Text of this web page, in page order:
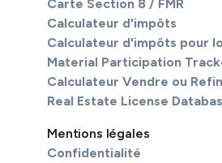
Carte Section 8 / FMR
Calculateur d'impôts
Calculateur d'impôts pour
Material Participation
Calculateur Vendre ou
Real Estate License
Mentions légales
Confidentialité